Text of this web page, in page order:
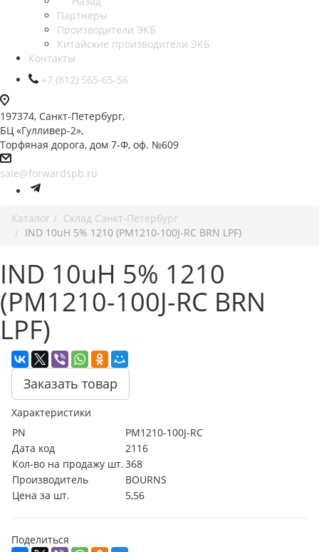
Партнеры
Производители ЭКБ
Китайские производители ЭКБ
Контакты
+7 (812) 565-65-56
197374, Санкт-Петербург,
БЦ «Гулливер-2»,
Торфяная дорога, дом 7-Ф, оф. №609
sale@forwardspb.ru
Каталог
Cклад Санкт-Петербург
IND 10uH 5% 1210 (PM1210-100J-RC BRN LPF)
IND 10uH 5% 1210
(PM1210-100J-RC BRN
LPF)
Заказать товар
Характеристики
PN
PM1210-100J-RC
Дата код
2116
Кол-во на продажу шт.368
Производитель
BOURNS
Цена за шт.
5,56
Поделиться